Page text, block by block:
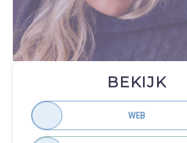
BEKIJK
WEB
opdracht is er veel aandacht
branding van het merk, alvorens
vertaalslag naar het online
gemaakt.